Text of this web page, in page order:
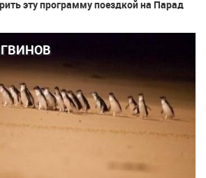
эту программу поездкой на Парад